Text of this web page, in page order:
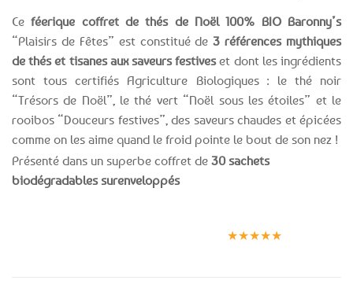
Ceféerique coffret de thés de Noël 100% BIO Baronny’s
“Plaisirs de Fêtes” est constitué de3 références mythiques
de thés et tisanes aux saveurs festiveset dont les ingrédients
sont tous certifiés Agriculture Biologiques : le thé noir
“Trésors de Noël”, le thé vert “Noël sous les étoiles” et le
rooibos “Douceurs festives”, des saveurs chaudes et épicées
comme on les aime quand le froid pointe le bout de son nez !
Présenté dans un superbe coffret de 30 sachets
biodégradables surenveloppés
★★★★★